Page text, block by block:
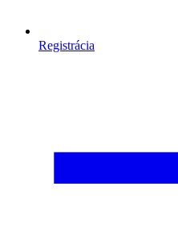
Registrácia